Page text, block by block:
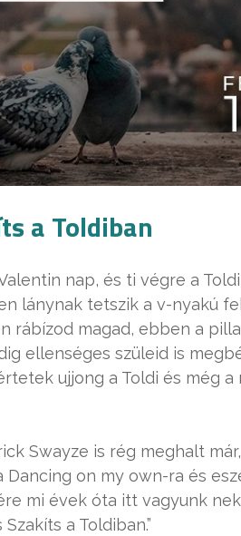
a Toldiban
nap, és ti végre a
lánynak tetszik a v-nyakú
rábízod magad, ebben a
ellenséges szüleid is
ujjong a Toldi és még a
Swayze is rég meghalt
on my own-ra és
mi évek óta itt vagyunk
a Toldiban.”